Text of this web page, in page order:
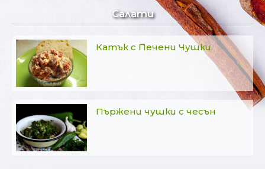
Салати
Катък с Печени Чушки
Пържени чушки с чесън